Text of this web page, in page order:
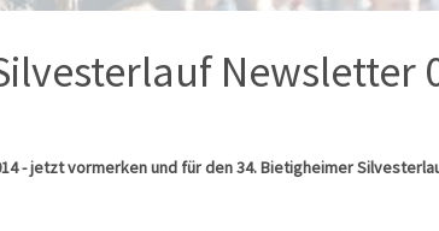
Newsletter
- jetzt vormerken und für den 34. Bietigheimer